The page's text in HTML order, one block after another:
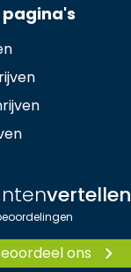
vertellen
ons